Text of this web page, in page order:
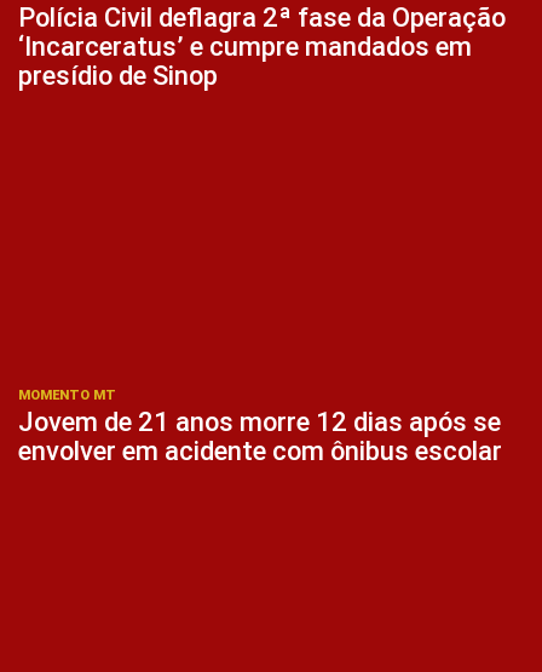
Polícia Civil deflagra 2ª fase da Operação
‘Incarceratus’ e cumpre mandados em
presídio de Sinop
MOMENTO MT
Jovem de 21 anos morre 12 dias após se
envolver em acidente com ônibus escolar